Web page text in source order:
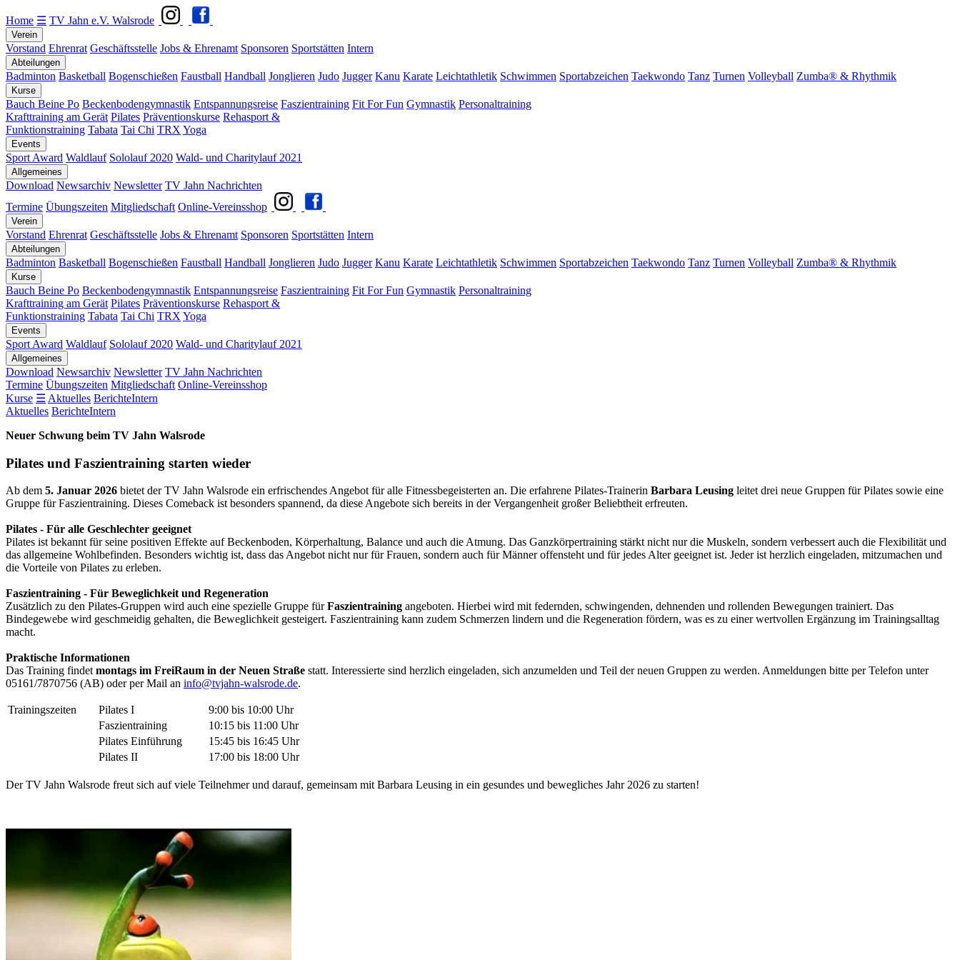
Home ☰ TV Jahn e.V. Walsrode
Verein
Vorstand Ehrenrat Geschäftsstelle Jobs & Ehrenamt Sponsoren Sportstätten Intern
Abteilungen
Badminton Basketball Bogenschießen Faustball Handball Jonglieren Judo Jugger Kanu Karate Leichtathletik Schwimmen Sportabzeichen Taekwondo Tanz Turnen Volleyball Zumba® & Rhythmik
Kurse
Bauch Beine Po Beckenbodengymnastik Entspannungsreise Faszientraining Fit For Fun Gymnastik Personaltraining
Krafttraining am Gerät Pilates Präventionskurse Rehasport &
Funktionstraining Tabata Tai Chi TRX Yoga
Events
Sport Award Waldlauf Sololauf 2020 Wald- und Charitylauf 2021
Allgemeines
Download Newsarchiv Newsletter TV Jahn Nachrichten
Termine Übungszeiten Mitgliedschaft Online-Vereinsshop
Verein
Vorstand Ehrenrat Geschäftsstelle Jobs & Ehrenamt Sponsoren Sportstätten Intern
Abteilungen
Badminton Basketball Bogenschießen Faustball Handball Jonglieren Judo Jugger Kanu Karate Leichtathletik Schwimmen Sportabzeichen Taekwondo Tanz Turnen Volleyball Zumba® & Rhythmik
Kurse
Bauch Beine Po Beckenbodengymnastik Entspannungsreise Faszientraining Fit For Fun Gymnastik Personaltraining
Krafttraining am Gerät Pilates Präventionskurse Rehasport &
Funktionstraining Tabata Tai Chi TRX Yoga
Events
Sport Award Waldlauf Sololauf 2020 Wald- und Charitylauf 2021
Allgemeines
Download Newsarchiv Newsletter TV Jahn Nachrichten
Termine Übungszeiten Mitgliedschaft Online-Vereinsshop
Kurse ☰ Aktuelles BerichteIntern
Aktuelles BerichteIntern
Neuer Schwung beim TV Jahn Walsrode
Pilates und Faszientraining starten wieder
Ab dem 5. Januar 2026 bietet der TV Jahn Walsrode ein erfrischendes Angebot für alle Fitnessbegeisterten an. Die erfahrene Pilates-Trainerin Barbara Leusing leitet drei neue Gruppen für Pilates sowie eine
Gruppe für Faszientraining. Dieses Comeback ist besonders spannend, da diese Angebote sich bereits in der Vergangenheit großer Beliebtheit erfreuten.
Pilates - Für alle Geschlechter geeignet
Pilates ist bekannt für seine positiven Effekte auf Beckenboden, Körperhaltung, Balance und auch die Atmung. Das Ganzkörpertraining stärkt nicht nur die Muskeln, sondern verbessert auch die Flexibilität und
das allgemeine Wohlbefinden. Besonders wichtig ist, dass das Angebot nicht nur für Frauen, sondern auch für Männer offensteht und für jedes Alter geeignet ist. Jeder ist herzlich eingeladen, mitzumachen und
die Vorteile von Pilates zu erleben.
Faszientraining - Für Beweglichkeit und Regeneration
Zusätzlich zu den Pilates-Gruppen wird auch eine spezielle Gruppe fürFaszientraining angeboten. Hierbei wird mit federnden, schwingenden, dehnenden und rollenden Bewegungen trainiert. Das
Bindegewebe wird geschmeidig gehalten, die Beweglichkeit gesteigert. Faszientraining kann zudem Schmerzen lindern und die Regeneration fördern, was es zu einer wertvollen Ergänzung im Trainingsalltag
macht.
Praktische Informationen
Das Training findetmontags im FreiRaum in der Neuen Straße statt. Interessierte sind herzlich eingeladen, sich anzumelden und Teil der neuen Gruppen zu werden. Anmeldungen bitte per Telefon unter
05161/7870756 (AB) oder per Mail an info@tvjahn-walsrode.de.
Trainingszeiten Pilates I
9:00 bis 10:00 Uhr
Faszientraining
10:15 bis 11:00 Uhr
Pilates Einführung
15:45 bis 16:45 Uhr
Pilates II
17:00 bis 18:00 Uhr
Der TV Jahn Walsrode freut sich auf viele Teilnehmer und darauf, gemeinsam mit Barbara Leusing in ein gesundes und bewegliches Jahr 2026 zu starten!